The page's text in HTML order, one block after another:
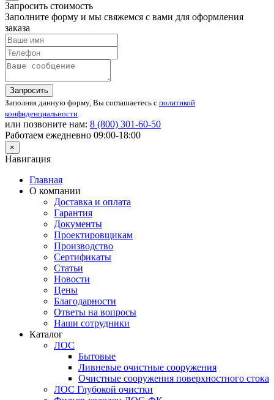
Запросить стоимость
Заполните форму и мы свяжемся с вами для оформления
заказа
Запросить
Заполняя данную форму, Вы соглашаетесь с политикой
конфиденциальности.
или позвоните нам: 8 (800) 301-60-50
Работаем ежедневно 09:00-18:00
×
Навигация
Главная
О компании
Доставка и оплата
Гарантия
Документы
Проектировщикам
Производство
Сертификаты
Статьи
Новости
Цены
Благодарности
Ответы на вопросы
Наши сотрудники
Каталог
ЛОС
Бытовые
Ливневые очистные сооружения
Очистные сооружения поверхностного стока
ЛОС Глубокой очистки